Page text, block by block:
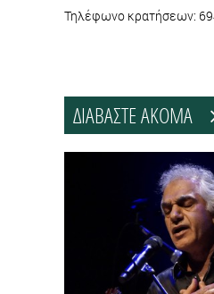
Τηλέφωνο κρατήσεων:
ΔΙΑΒΑΣΤΕ ΑΚΟΜΑ